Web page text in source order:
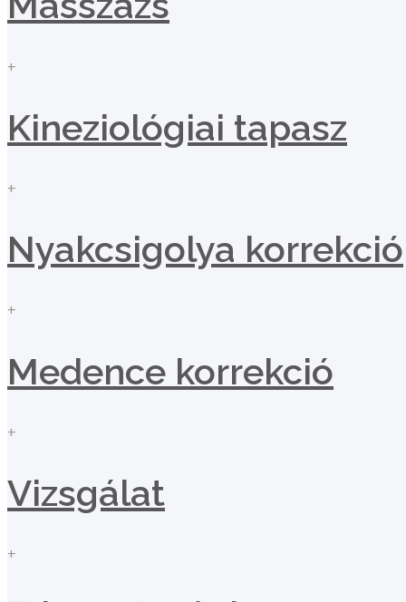
+
Kineziológiai tapasz
+
Nyakcsigolya korrekció
+
Medence korrekció
+
Vizsgálat
+